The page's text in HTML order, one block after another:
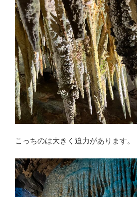
こっちのは大きく迫力があります。